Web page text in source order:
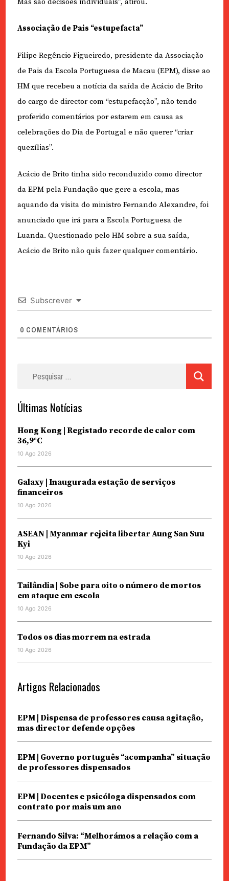
Associação de Pais “estupefacta”
Filipe Regêncio Figueiredo, presidente da Associação
de Pais da Escola Portuguesa de Macau (EPM), disse ao
HM que recebeu a notícia da saída de Acácio de Brito
do cargo de director com “estupefacção”, não tendo
proferido comentários por estarem em causa as
celebrações do Dia de Portugal e não querer “criar
quezílias”.
Acácio de Brito tinha sido reconduzido como director
da EPM pela Fundação que gere a escola, mas
aquando da visita do ministro Fernando Alexandre, foi
anunciado que irá para a Escola Portuguesa de
Luanda. Questionado pelo HM sobre a sua saída,
Acácio de Brito não quis fazer qualquer comentário.
Subscrever
0 COMENTÁRIOS
Últimas Notícias
Hong Kong | Registado recorde de calor com
36,9°C
10 Ago 2026
Galaxy | Inaugurada estação de serviços
financeiros
10 Ago 2026
ASEAN | Myanmar rejeita libertar Aung San Suu
Kyi
10 Ago 2026
Tailândia | Sobe para oito o número de mortos
em ataque em escola
10 Ago 2026
Todos os dias morrem na estrada
10 Ago 2026
Artigos Relacionados
EPM | Dispensa de professores causa agitação,
mas director defende opções
EPM | Governo português “acompanha” situação
de professores dispensados
EPM | Docentes e psicóloga dispensados com
contrato por mais um ano
Fernando Silva: “Melhorámos a relação com a
Fundação da EPM”